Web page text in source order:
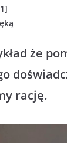
że
rację.